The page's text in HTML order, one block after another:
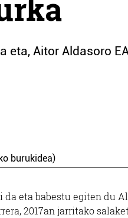
eta, Aitor Aldasoro
burukidea)
eta babestu egiten du
2017an jarritako